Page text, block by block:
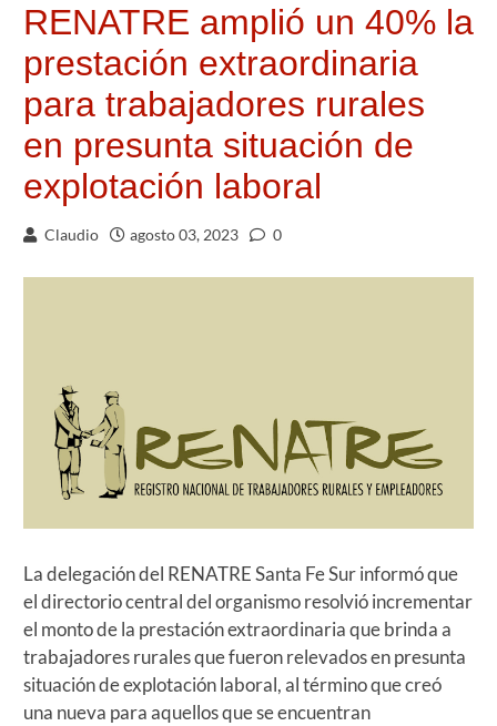
RENATRE amplió un 40% la
prestación extraordinaria
para trabajadores rurales
en presunta situación de
explotación laboral
Claudio agosto 03, 2023 0
La delegación del RENATRE Santa Fe Sur informó que
el directorio central del organismo resolvió incrementar
el monto de la prestación extraordinaria que brinda a
trabajadores rurales que fueron relevados en presunta
situación de explotación laboral, al término que creó
una nueva para aquellos que se encuentran